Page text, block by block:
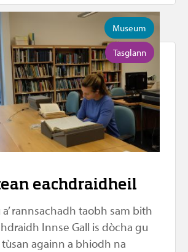
Museum
Tasglann
eachdraidheil
rannsachadh taobh sam bith
Innse Gall is dòcha gu
againn a bhiodh na